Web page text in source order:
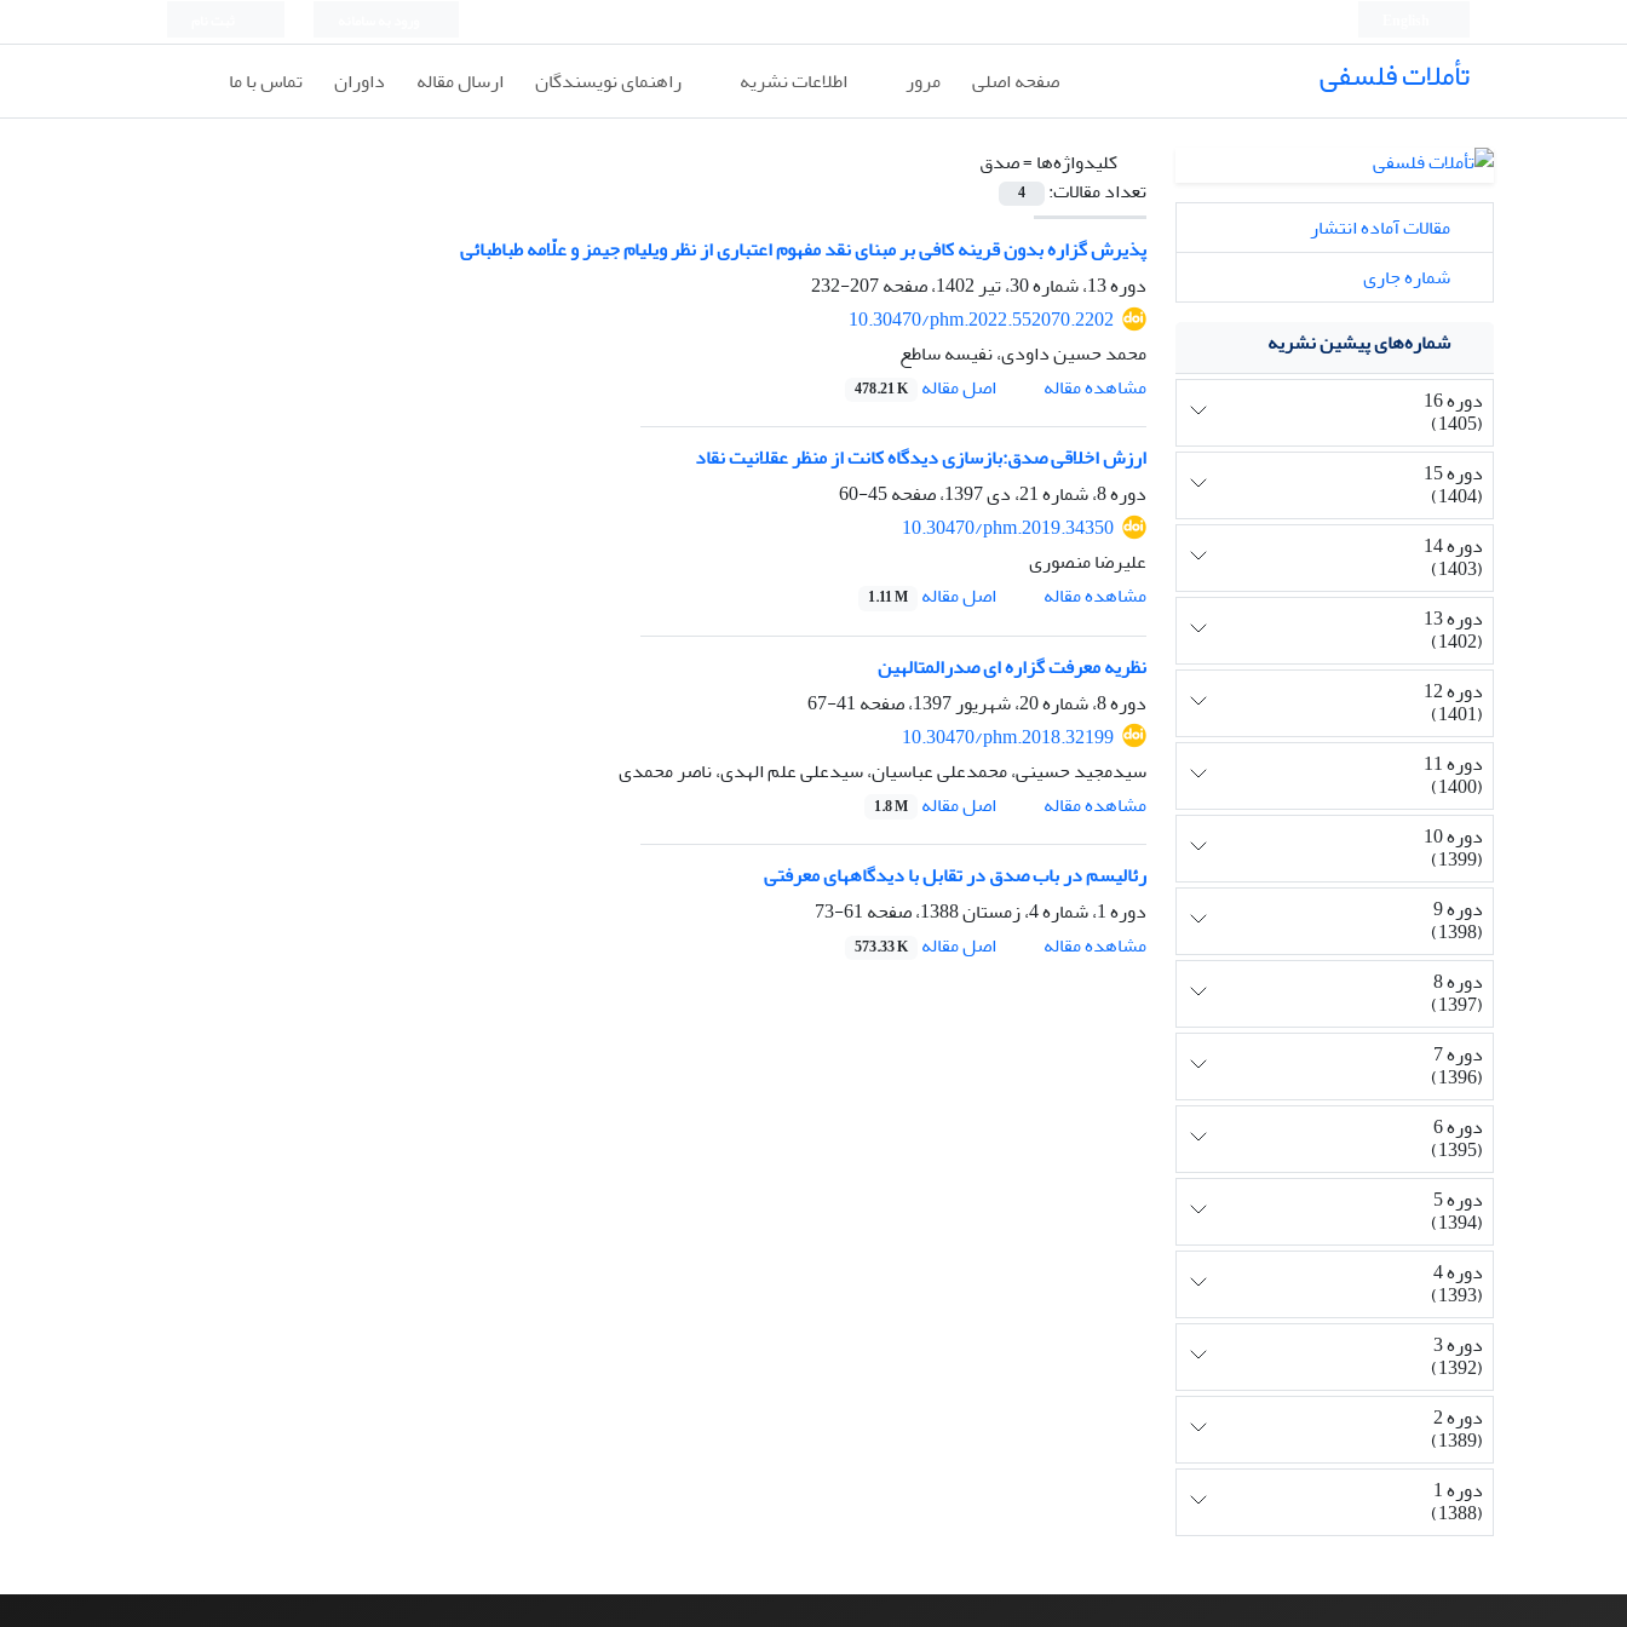
تأملات فلسفی صفحه اصلی مرور اطلاعات نشریه راهنمای نویسندگان ارسال مقاله داوران تماس با ما
کلیدواژه‌ها =صدق
تعداد مقالات:
4
پذیرش گزاره بدون قرینه کافی بر مبنای نقد مفهوم اعتباری از نظر ویلیام جیمز و علّامه طباطبائی
دوره 13، شماره 30، تیر 1402، صفحه
207-232
10.30470/phm.2022.552070.2202
محمد حسین داودی، نفیسه ساطع
مشاهده مقاله
اصل مقاله 478.21 K
ارزش اخلاقی صدق:بازسازی دیدگاه کانت از منظر عقلانیت نقاد
دوره 8، شماره 21، دی 1397، صفحه
45-60
10.30470/phm.2019.34350
علیرضا منصوری
مشاهده مقاله
اصل مقاله 1.11 M
نظریه معرفت گزاره ای صدرالمتالهین
دوره 8، شماره 20، شهریور 1397، صفحه
41-67
10.30470/phm.2018.32199
سیدمجید حسینی، محمدعلی عباسیان، سیدعلی علم الهدی، ناصر محمدی
مشاهده مقاله
اصل مقاله 1.8 M
رئالیسم در باب صدق در تقابل با دیدگاه‎های معرفتی
دوره 1، شماره 4، زمستان 1388، صفحه
61-73
مشاهده مقاله
اصل مقاله 573.33 K
مقالات آماده انتشار
شماره جاری
شماره‌های پیشین نشریه
دوره 16
(1405)
دوره 15
(1404)
دوره 14
(1403)
دوره 13
(1402)
دوره 12
(1401)
دوره 11
(1400)
دوره 10
(1399)
دوره 9
(1398)
دوره 8
(1397)
دوره 7
(1396)
دوره 6
(1395)
دوره 5
(1394)
دوره 4
(1393)
دوره 3
(1392)
دوره 2
(1389)
دوره 1
(1388)